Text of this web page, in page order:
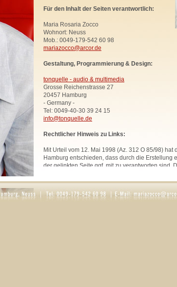
Für den Inhalt der Seiten verantwortlich:
Maria Rosaria Zocco
Wohnort: Neuss
Mob.: 0049-179-542 60 98
mariazocco@arcor.de
Gestaltung, Programmierung & Design:
tonquelle - audio & multimedia
Grosse Reichenstrasse 27
20457 Hamburg
- Germany -
Tel: 0049-40-30 39 24 15
info@tonquelle.de
Rechtlicher Hinweis zu Links:
Mit Urteil vom 12. Mai 1998 (Az. 312 O 85/98) hat
Hamburg entschieden, dass durch die Erstellung
der gelinkten Seite ggf. mit zu verantworten sind.
Website. Diese Erklärung gilt für sämtliche Links
zur Zeit bestehen oder in Zukunft bestehen
Alle Bilder, Texte und Grafiken, sofern nicht